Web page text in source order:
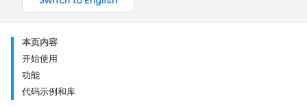
本页内容
开始使用
功能
代码示例和库